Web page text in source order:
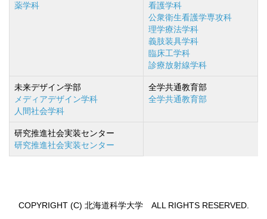
薬学科
看護学科
公衆衛生看護学専攻科
理学療法学科
義肢装具学科
臨床工学科
診療放射線学科
未来デザイン学部
メディアデザイン学科
人間社会学科
全学共通教育部
全学共通教育部
研究推進社会実装センター
研究推進社会実装センター
COPYRIGHT (C) 北海道科学大学 ALL RIGHTS RESERVED.